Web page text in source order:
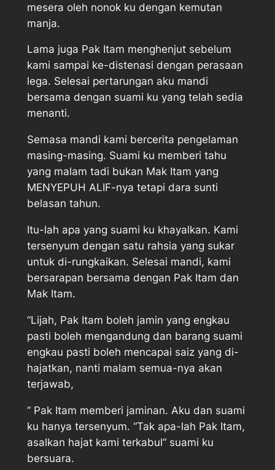
mesera oleh nonok ku dengan kemutan
manja.
Lama juga Pak Itam menghenjut sebelum
kami sampai ke-distenasi dengan perasaan
lega. Selesai pertarungan aku mandi
bersama dengan suami ku yang telah sedia
menanti.
Semasa mandi kami bercerita pengelaman
masing-masing. Suami ku memberi tahu
yang malam tadi bukan Mak Itam yang
MENYEPUH ALIF-nya tetapi dara sunti
belasan tahun.
Itu-lah apa yang suami ku khayalkan. Kami
tersenyum dengan satu rahsia yang sukar
untuk di-rungkaikan. Selesai mandi, kami
bersarapan bersama dengan Pak Itam dan
Mak Itam.
“Lijah, Pak Itam boleh jamin yang engkau
pasti boleh mengandung dan barang suami
engkau pasti boleh mencapai saiz yang di-
hajatkan, nanti malam semua-nya akan
terjawab,
” Pak Itam memberi jaminan. Aku dan suami
ku hanya tersenyum. “Tak apa-lah Pak Itam,
asalkan hajat kami terkabul” suami ku
bersuara.